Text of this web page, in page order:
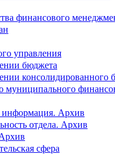
финансового
управления
бюджета
консолидированного
муниципального
Архив
отдела. Архив
сфера